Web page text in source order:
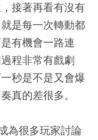
接著再看有沒有
是每一次轉動都
有機會一路連
程非常有戲劇
秒是不是又會爆
真的差很多。
為很多玩家討論